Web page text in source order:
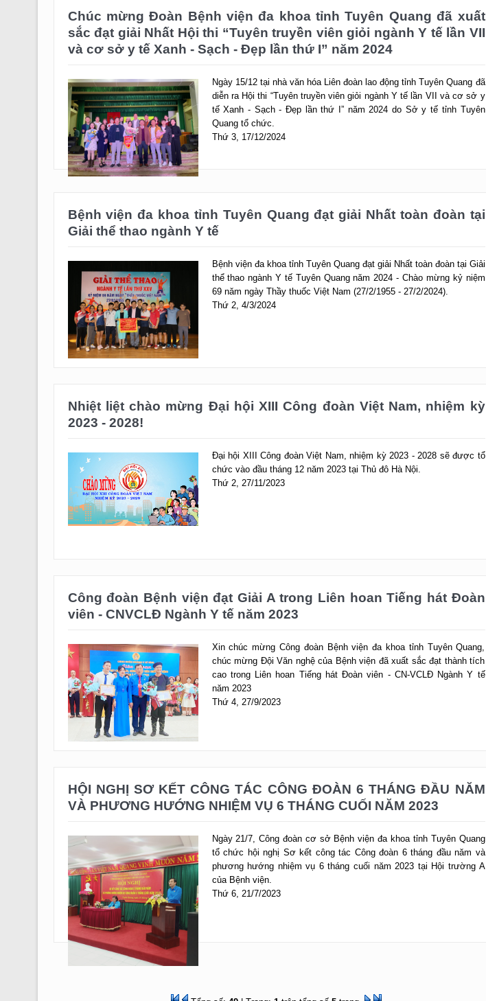
sắc đạt giải Nhất Hội thi “Tuyên truyền viên giỏi ngành Y tế lần VII
và cơ sở y tế Xanh - Sạch - Đẹp lần thứ I” năm 2024
Ngày 15/12 tại nhà văn hóa Liên đoàn lao động tỉnh Tuyên Quang đã
tế Xanh - Sạch - Đẹp lần thứ I” năm 2024 do Sở y tế tỉnh Tuyên
Quang tổ chức.
Thứ 3, 17/12/2024
Giải thể thao ngành Y tế
69 năm ngày Thầy thuốc Việt Nam (27/2/1955 - 27/2/2024).
Thứ 2, 4/3/2024
2023 - 2028!
Thứ 2, 27/11/2023
viên - CNVCLĐ Ngành Y tế năm 2023
cao trong Liên hoan Tiếng hát Đoàn viên - CN-VCLĐ Ngành Y tế
năm 2023
Thứ 4, 27/9/2023
VÀ PHƯƠNG HƯỚNG NHIỆM VỤ 6 THÁNG CUỐI NĂM 2023
Ngày 21/7, Công đoàn cơ sở Bệnh viện đa khoa tỉnh Tuyên Quang
phương hướng nhiệm vụ 6 tháng cuối năm 2023 tại Hội trường A
của Bệnh viện.
Thứ 6, 21/7/2023